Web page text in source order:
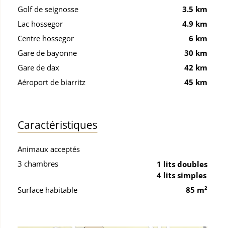
Golf de seignosse
3.5 km
Lac hossegor
4.9 km
Centre hossegor
6 km
Gare de bayonne
30 km
Gare de dax
42 km
Aéroport de biarritz
45 km
Caractéristiques
Animaux acceptés
3 chambres
1 lits doubles
4 lits simples
Surface habitable
85 m²